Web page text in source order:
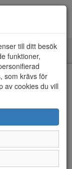
till ditt besök
funktioner,
som krävs för
av cookies du vill